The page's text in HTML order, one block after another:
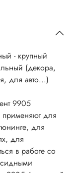
- крупный
(декора,
для авто...)
для
для
для
в работе со